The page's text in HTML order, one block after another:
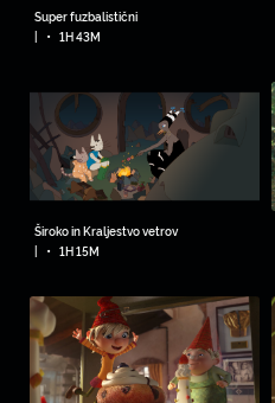
Super fuzbalistični
|
• 1H 43M
Široko in Kraljestvo vetrov
|
• 1H 15M